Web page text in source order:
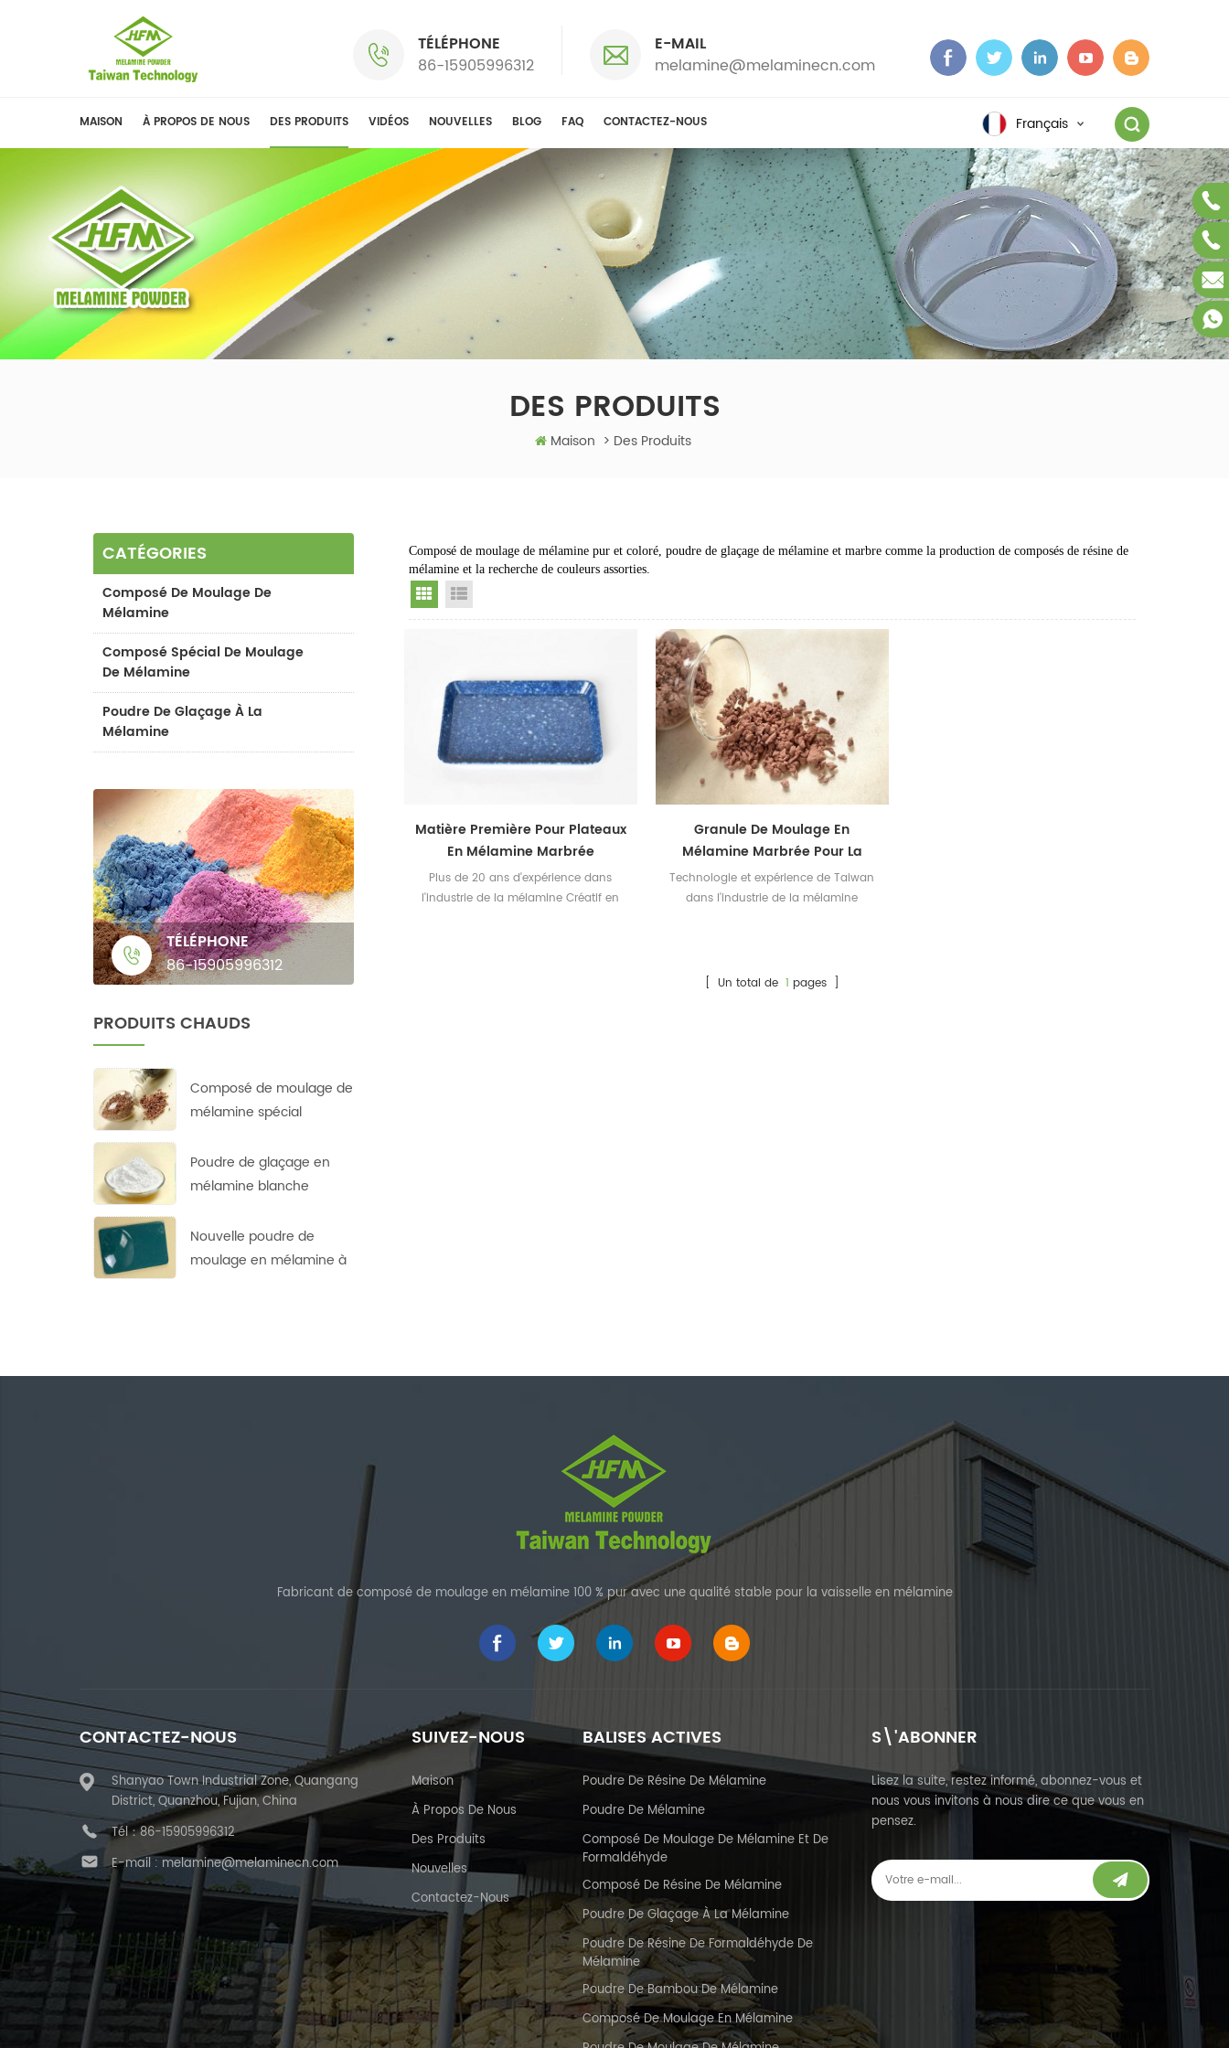
TÉLÉPHONE
86-15905996312
E-MAIL
melamine@melaminecn.com
Français
MAISON À PROPOS DE NOUS DES PRODUITS VIDÉOS NOUVELLES BLOG FAQ CONTACTEZ-NOUS
DES PRODUITS
Maison > Des Produits
CATÉGORIES
Composé De Moulage De
Mélamine
Composé Spécial De Moulage
De Mélamine
Poudre De Glaçage À La
Mélamine
TÉLÉPHONE
86-15905996312
PRODUITS CHAUDS
Composé de moulage de
mélamine spécial
Poudre de glaçage en
mélamine blanche
Nouvelle poudre de
moulage en mélamine à
Composé de moulage de mélamine pur et coloré, poudre de glaçage de mélamine et marbre comme la production de composés de résine de
mélamine et la recherche de couleurs assorties.
Grid View
Matière Première Pour Plateaux
En Mélamine Marbrée
Plus de 20 ans d'expérience dans
l'industrie de la mélamine Créatif en
Granule De Moulage En
Mélamine Marbrée Pour La
Vaisselle
Technologie et expérience de Taiwan
dans l'industrie de la mélamine
[ Un total de 1 pages ]
Fabricant de composé de moulage en mélamine 100 % pur avec une qualité stable pour la vaisselle en mélamine
CONTACTEZ-NOUS
Shanyao Town Industrial Zone, Quangang
District, Quanzhou, Fujian, China
Tél：86-15905996312
E-mail : melamine@melaminecn.com
SUIVEZ-NOUS
Maison
À Propos De Nous
Des Produits
Nouvelles
Contactez-Nous
BALISES ACTIVES
Poudre De Résine De Mélamine
Poudre De Mélamine
Composé De Moulage De Mélamine Et De
Formaldéhyde
Composé De Résine De Mélamine
Poudre De Glaçage À La Mélamine
Poudre De Résine De Formaldéhyde De
Mélamine
Poudre De Bambou De Mélamine
Composé De Moulage En Mélamine
S\'ABONNER
Lisez la suite, restez informé, abonnez-vous et
nous vous invitons à nous dire ce que vous en
pensez.